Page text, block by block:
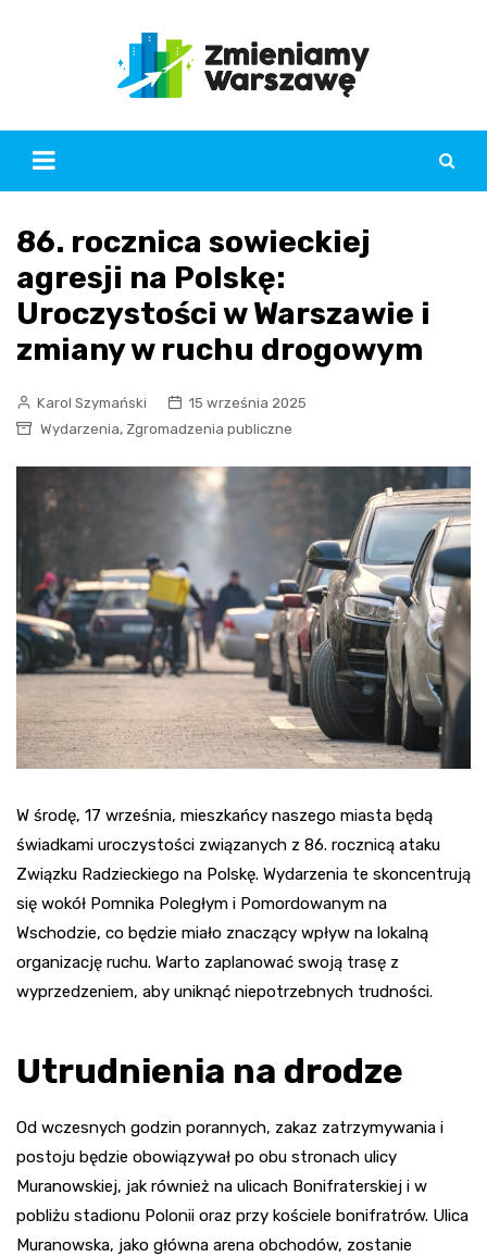
86. rocznica sowieckiej
agresji na Polskę:
Uroczystości w Warszawie i
zmiany w ruchu drogowym
Karol Szymański
15 września 2025
Wydarzenia, Zgromadzenia publiczne
W środę, 17 września, mieszkańcy naszego miasta będą
świadkami uroczystości związanych z 86. rocznicą ataku
Związku Radzieckiego na Polskę. Wydarzenia te skoncentrują
się wokół Pomnika Poległym i Pomordowanym na
Wschodzie, co będzie miało znaczący wpływ na lokalną
organizację ruchu. Warto zaplanować swoją trasę z
wyprzedzeniem, aby uniknąć niepotrzebnych trudności.
Utrudnienia na drodze
Od wczesnych godzin porannych, zakaz zatrzymywania i
postoju będzie obowiązywał po obu stronach ulicy
Muranowskiej, jak również na ulicach Bonifraterskiej i w
pobliżu stadionu Polonii oraz przy kościele bonifratrów. Ulica
Muranowska, jako główna arena obchodów, zostanie